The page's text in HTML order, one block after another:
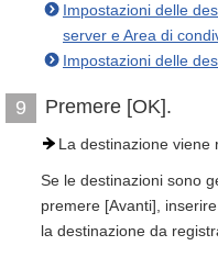
Impostazioni delle
server e Area di
Impostazioni delle
9 Premere [OK].
La destinazione viene
Se le destinazioni sono
premere [Avanti],
la destinazione da